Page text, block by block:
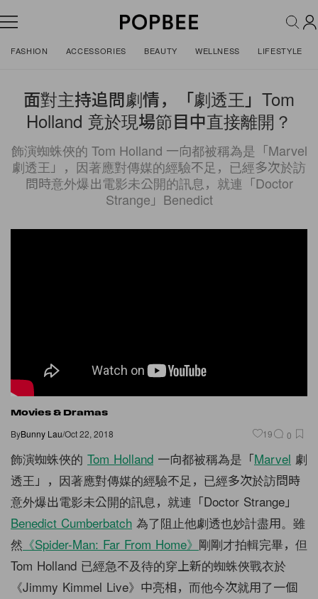
FASHION ACCESSORIES BEAUTY WELLNESS LIFESTYLE
面對主持追問劇情，「劇透王」Tom
Holland 竟於現場節目中直接離開？
飾演蜘蛛俠的 Tom Holland 一向都被稱為是「Marvel
劇透王」，因著應對傳媒的經驗不足，已經多次於訪
問時意外爆出電影未公開的訊息，就連「Doctor
Strange」Benedict
Movies & Dramas
ByBunny Lau/Oct 22, 2018 19 0
飾演蜘蛛俠的 Tom Holland 一向都被稱為是「Marvel 劇
透王」，因著應對傳媒的經驗不足，已經多次於訪問時
意外爆出電影未公開的訊息，就連「Doctor Strange」
Benedict Cumberbatch 為了阻止他劇透也妙計盡用。雖
然 《Spider-Man: Far From Home》 剛剛才拍輯完畢，但
Tom Holland 已經急不及待的穿上新的蜘蛛俠戰衣於
《Jimmy Kimmel Live》中亮相，而他今次就用了一個